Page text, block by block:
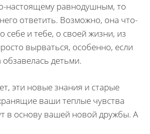
настоящему равнодушным, то
ответить. Возможно, она что-
себе и тебе, о своей жизни, из
вырваться, особенно, если
детьми.
эти новые знания и старые
ваши теплые чувства
в основу вашей новой дружбы. А